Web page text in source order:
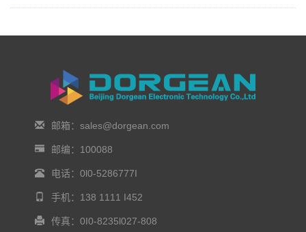
邮箱：sales@dorgean.com
邮编：100088
电话：0l0-5286777I
手机：138 1111 I452
传真：0I0-8235l027-808